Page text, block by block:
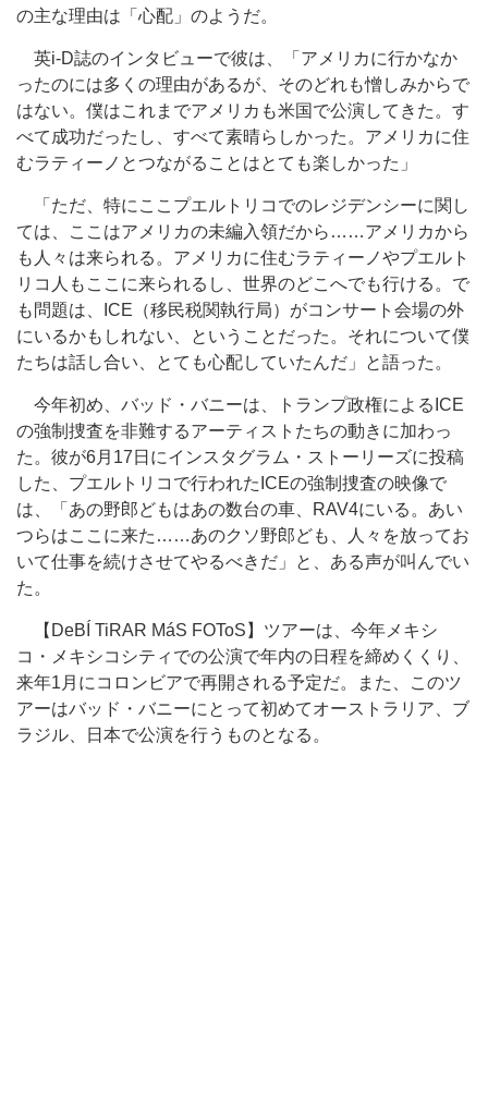
の主な理由は「心配」 のようだ。
英i-D誌のインタビューで彼は、「アメリカに行かなか
ったのには多くの理由があるが、そのどれも憎しみからで
はない。僕はこれまでアメリカも米国で公演してきた。す
べて成功だったし、すべて素晴らしかった。アメリカに住
むラティーノとつながることはとても楽しかった」
「ただ、特にここプエルトリコでのレジデンシーに関し
ては、ここはアメリカの未編入領だから……アメリカから
も人々は来られる。アメリカに住むラティーノやプエルト
リコ人もここに来られるし、世界のどこへでも行ける。で
も問題は、ICE（移民税関執行局）がコンサート会場の外
にいるかもしれない、ということだった。それについて僕
たちは話し合い、とても心配していたんだ」と語った。
今年初め、バッド・バニーは、トランプ政権によるICE
の強制捜査を非難するアーティストたちの動きに加わっ
た。彼が6月17日にインスタグラム・ストーリーズに投稿
した、プエルトリコで行われたICEの強制捜査の映像で
は、「あの野郎どもはあの数台の車、RAV4にいる。あい
つらはここに来た……あのクソ野郎ども、人々を放ってお
いて仕事を続けさせてやるべきだ」と、ある声が叫んでい
た。
【DeBÍ TiRAR MáS FOToS】ツアーは、今年メキシ
コ・メキシコシティでの公演で年内の日程を締めくくり、
来年1月にコロンビアで再開される予定だ。また、このツ
アーはバッド・バニーにとって初めてオーストラリア、ブ
ラジル、日本で公演を行うものとなる。